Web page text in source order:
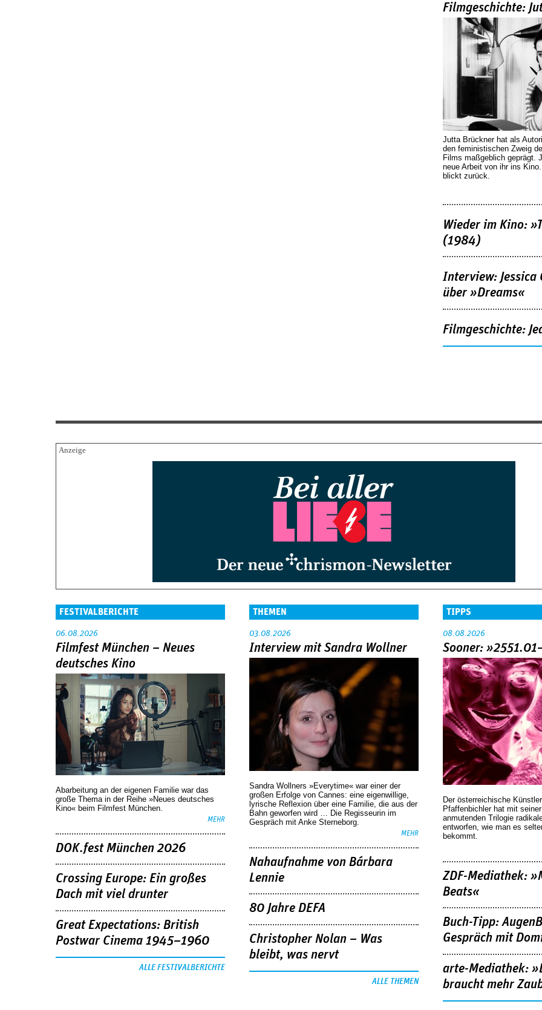
Filmgeschichte:
Jutta Brückner hat als
den feministischen Zweig
Films maßgeblich geprägt.
neue Arbeit von ihr ins
blickt zurück.
Wieder im Kino:
(1984)
Interview: Jessica
über »Dreams«
Filmgeschichte:
FESTIVALBERICHTE
06.08.2026
Filmfest München – Neues
deutsches Kino
Abarbeitung an der eigenen Familie war das
große Thema in der Reihe »Neues deutsches
Kino« beim Filmfest München.
MEHR
DOK.fest München 2026
Crossing Europe: Ein großes
Dach mit viel drunter
Great Expectations: British
Postwar Cinema 1945–1960
ALLE FESTIVALBERICHTE
THEMEN
03.08.2026
Interview mit Sandra Wollner
Sandra Wollners »Everytime« war einer der
großen Erfolge von Cannes: eine eigenwillige,
lyrische Reflexion über eine ­Familie, die aus der
Bahn geworfen wird … Die Regisseurin im
Gespräch mit Anke Sterneborg.
MEHR
Nahaufnahme von Bárbara
Lennie
80 Jahre DEFA
Christopher Nolan – Was
bleibt, was nervt
ALLE THEMEN
TIPPS
08.08.2026
Sooner:
Der österreichische
Pfaffenbichler hat mit
anmutenden Trilogie
entworfen, wie man es
bekommt.
ZDF-Mediathek:
Beats«
Buch-Tipp:
Gespräch mit
arte-Mediathek:
braucht mehr